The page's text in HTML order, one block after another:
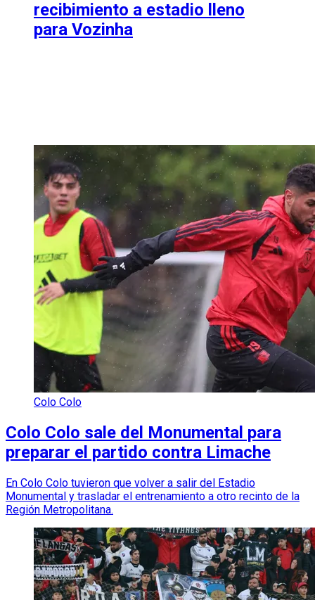
recibimiento a estadio lleno
para Vozinha
Colo Colo
Colo Colo sale del Monumental para
preparar el partido contra Limache
En Colo Colo tuvieron que volver a salir del Estadio
Monumental y trasladar el entrenamiento a otro recinto de la
Región Metropolitana.